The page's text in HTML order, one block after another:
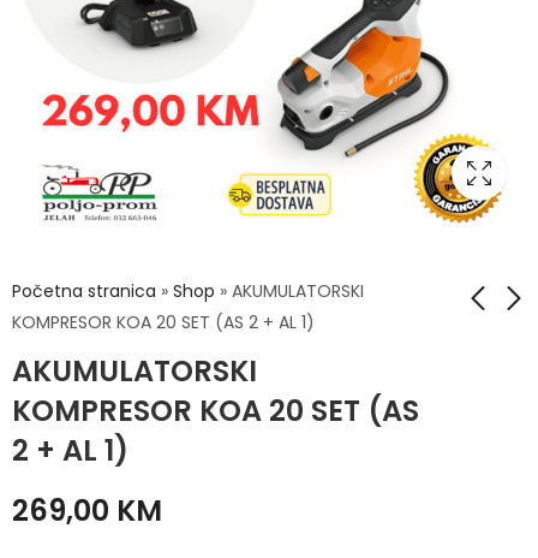
Početna stranica » Shop » AKUMULATORSKI
KOMPRESOR KOA 20 SET (AS 2 + AL 1)
AKUMULATORSKI
KOMPRESOR KOA 20 SET (AS
2 + AL 1)
827,00KM
PLUS - AP SISTEM
269,00 KM